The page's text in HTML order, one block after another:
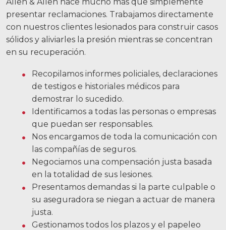
presentar reclamaciones. Trabajamos directamente
con nuestros clientes lesionados para construir casos
sólidos y aliviarles la presión mientras se concentran
en su recuperación.
Recopilamos informes policiales, declaraciones
de testigos e historiales médicos para
demostrar lo sucedido.
Identificamos a todas las personas o empresas
que puedan ser responsables.
Nos encargamos de toda la comunicación con
las compañías de seguros.
Negociamos una compensación justa basada
en la totalidad de sus lesiones.
Presentamos demandas si la parte culpable o
su aseguradora se niegan a actuar de manera
justa.
Gestionamos todos los plazos y el papeleo